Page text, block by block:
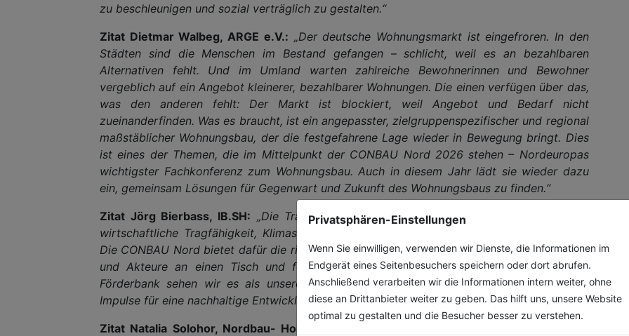
Privatsphären-Einstellungen
Wenn Sie einwilligen, verwenden wir Dienste, die Informationen im
Endgerät eines Seitenbesuchers speichern oder dort abrufen.
Anschließend verarbeiten wir die Informationen intern weiter, ohne
diese an Drittanbieter weiter zu geben. Das hilft uns, unsere Website
optimal zu gestalten und die Besucher besser zu verstehen.
zu beschleunigen und sozial verträglich zu gestalten.“
Zitat Dietmar Walbeg, ARGE e.V.: „Der deutsche Wohnungsmarkt ist eingefroren. In den
Städten sind die Menschen im Bestand gefangen – schlicht, weil es an bezahlbaren
Alternativen fehlt. Und im Umland warten zahlreiche Bewohnerinnen und Bewohner
vergeblich auf ein Angebot kleinerer, bezahlbarer Wohnungen. Die einen verfügen über das,
was den anderen fehlt: Der Markt ist blockiert, weil Angebot und Bedarf nicht
zueinanderfinden. Was es braucht, ist ein angepasster, zielgruppenspezifischer und regional
maßstäblicher Wohnungsbau, der die festgefahrene Lage wieder in Bewegung bringt. Dies
ist eines der Themen, die im Mittelpunkt der CONBAU Nord 2026 stehen – Nordeuropas
wichtigster Fachkonferenz zum Wohnungsbau. Auch in diesem Jahr lädt sie wieder dazu
ein, gemeinsam Lösungen für Gegenwart und Zukunft des Wohnungsbaus zu finden.“
Zitat Jörg Bierbass, IB.SH: „Die Transformation im Wohnungsbau gelingt nur, wenn wir
wirtschaftliche Tragfähigkeit, Klimaschutz und soziale Anforderungen zusammen denken.
Die CONBAU Nord bietet dafür die richtige Plattform: Sie bringt die relevanten Akteurinnen
und Akteure an einen Tisch und fördert den Austausch über konkrete Lösungen. Als
Förderbank sehen wir es als unsere Aufgabe, diesen Dialog aktiv zu unterstützen und
Impulse für eine nachhaltige Entwicklung des Wohnungsmarktes zu setzen.“
Zitat Natalia Solohor, Nordbau- Holstenhallen: